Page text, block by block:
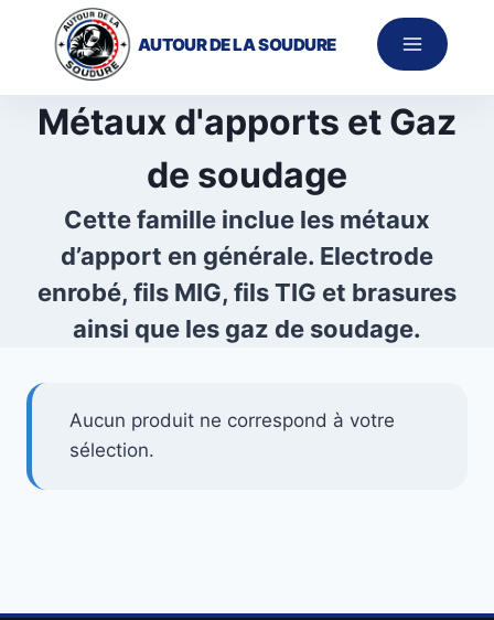
contenu
AUTOUR DE LA SOUDURE
Métaux d'apports et Gaz
de soudage
Cette famille inclue les métaux
d’apport en générale. Electrode
enrobé, fils MIG, fils TIG et brasures
ainsi que les gaz de soudage.
Aucun produit ne correspond à votre
sélection.